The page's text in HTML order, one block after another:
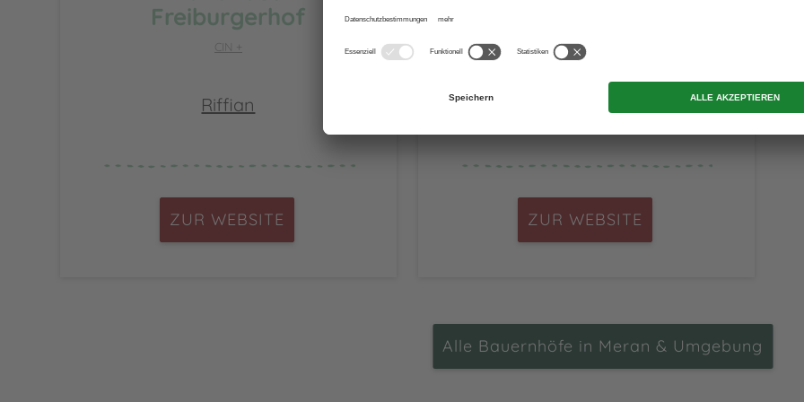
Freiburgerhof
CIN +
Riffian
ZUR WEBSITE
Kuens
ZUR WEBSITE
Alle Bauernhöfe in Meran & Umgebung